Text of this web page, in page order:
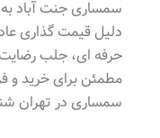
سمساری جنت آباد به
دلیل قیمت گذاری
حرفه ای، جلب
مطمئن برای خرید و
سمساری در تهران